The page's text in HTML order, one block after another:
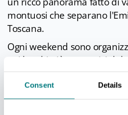
Consent Details
montuosi che separano
Toscana.
Ogni weekend sono
nei luoghi più suggestivi del
Laghi,aVentasso Laghie
In questi casi i più preparati